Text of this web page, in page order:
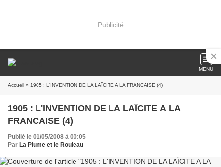
Publicité
MENU
Accueil » 1905 : L'INVENTION DE LA LAÏCITE A LA FRANCAISE (4)
1905 : L'INVENTION DE LA LAÏCITE A LA
FRANCAISE (4)
Publié le 01/05/2008 à 00:05
Par La Plume et le Rouleau